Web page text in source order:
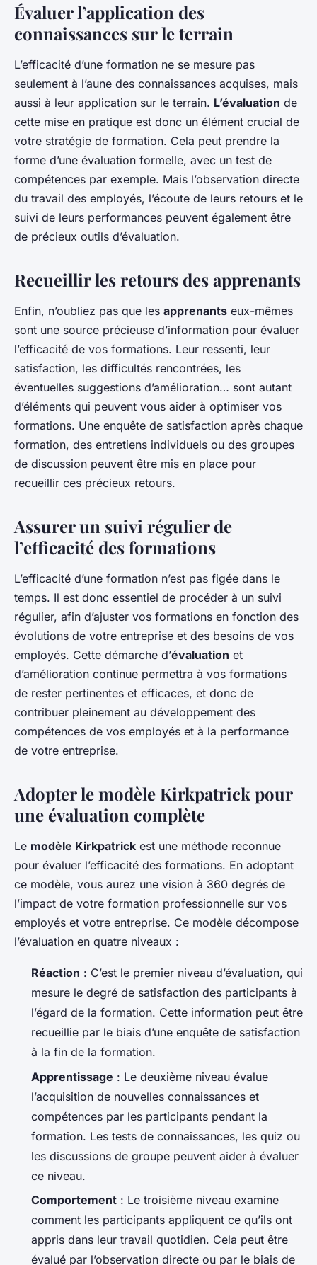
Évaluer l’application des
connaissances sur le terrain
L’efficacité d’une formation ne se mesure pas
seulement à l’aune des connaissances acquises, mais
aussi à leur application sur le terrain. L’évaluation de
cette mise en pratique est donc un élément crucial de
votre stratégie de formation. Cela peut prendre la
forme d’une évaluation formelle, avec un test de
compétences par exemple. Mais l’observation directe
du travail des employés, l’écoute de leurs retours et le
suivi de leurs performances peuvent également être
de précieux outils d’évaluation.
Recueillir les retours des apprenants
Enfin, n’oubliez pas que les apprenants eux-mêmes
sont une source précieuse d’information pour évaluer
l’efficacité de vos formations. Leur ressenti, leur
satisfaction, les difficultés rencontrées, les
éventuelles suggestions d’amélioration… sont autant
d’éléments qui peuvent vous aider à optimiser vos
formations. Une enquête de satisfaction après chaque
formation, des entretiens individuels ou des groupes
de discussion peuvent être mis en place pour
recueillir ces précieux retours.
Assurer un suivi régulier de
l’efficacité des formations
L’efficacité d’une formation n’est pas figée dans le
temps. Il est donc essentiel de procéder à un suivi
régulier, afin d’ajuster vos formations en fonction des
évolutions de votre entreprise et des besoins de vos
employés. Cette démarche d’évaluation et
d’amélioration continue permettra à vos formations
de rester pertinentes et efficaces, et donc de
contribuer pleinement au développement des
compétences de vos employés et à la performance
de votre entreprise.
Adopter le modèle Kirkpatrick pour
une évaluation complète
Le modèle Kirkpatrick est une méthode reconnue
pour évaluer l’efficacité des formations. En adoptant
ce modèle, vous aurez une vision à 360 degrés de
l’impact de votre formation professionnelle sur vos
employés et votre entreprise. Ce modèle décompose
l’évaluation en quatre niveaux :
Réaction : C’est le premier niveau d’évaluation, qui
mesure le degré de satisfaction des participants à
l’égard de la formation. Cette information peut être
recueillie par le biais d’une enquête de satisfaction
à la fin de la formation.
Apprentissage : Le deuxième niveau évalue
l’acquisition de nouvelles connaissances et
compétences par les participants pendant la
formation. Les tests de connaissances, les quiz ou
les discussions de groupe peuvent aider à évaluer
ce niveau.
Comportement : Le troisième niveau examine
comment les participants appliquent ce qu’ils ont
appris dans leur travail quotidien. Cela peut être
évalué par l’observation directe ou par le biais de